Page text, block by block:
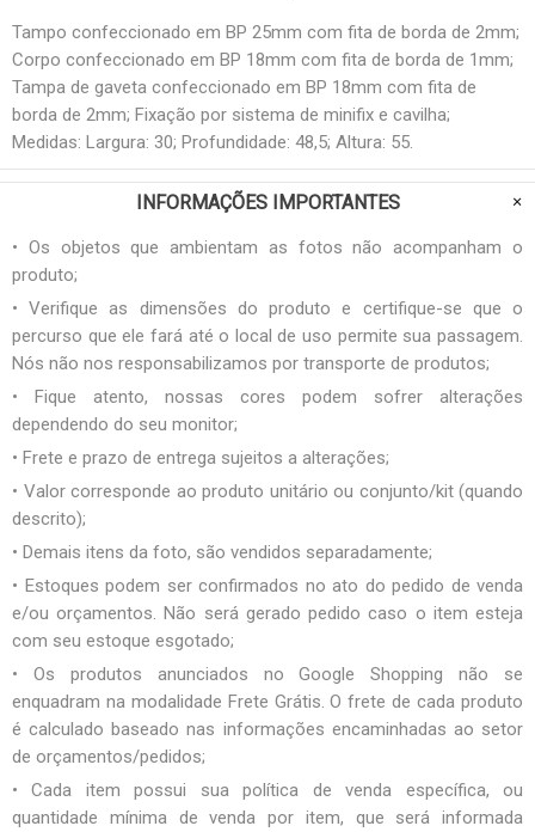
Tampo confeccionado em BP 25mm com fita de borda de 2mm;
Corpo confeccionado em BP 18mm com fita de borda de 1mm;
Tampa de gaveta confeccionado em BP 18mm com fita de
borda de 2mm; Fixação por sistema de minifix e cavilha;
Medidas: Largura: 30; Profundidade: 48,5; Altura: 55.
INFORMAÇÕES IMPORTANTES
• Os objetos que ambientam as fotos não acompanham o
produto;
• Verifique as dimensões do produto e certifique-se que o
percurso que ele fará até o local de uso permite sua passagem.
Nós não nos responsabilizamos por transporte de produtos;
• Fique atento, nossas cores podem sofrer alterações
dependendo do seu monitor;
• Frete e prazo de entrega sujeitos a alterações;
• Valor corresponde ao produto unitário ou conjunto/kit (quando
descrito);
• Demais itens da foto, são vendidos separadamente;
• Estoques podem ser confirmados no ato do pedido de venda
e/ou orçamentos. Não será gerado pedido caso o item esteja
com seu estoque esgotado;
• Os produtos anunciados no Google Shopping não se
enquadram na modalidade Frete Grátis. O frete de cada produto
é calculado baseado nas informações encaminhadas ao setor
de orçamentos/pedidos;
• Cada item possui sua política de venda específica, ou
quantidade mínima de venda por item, que será informada